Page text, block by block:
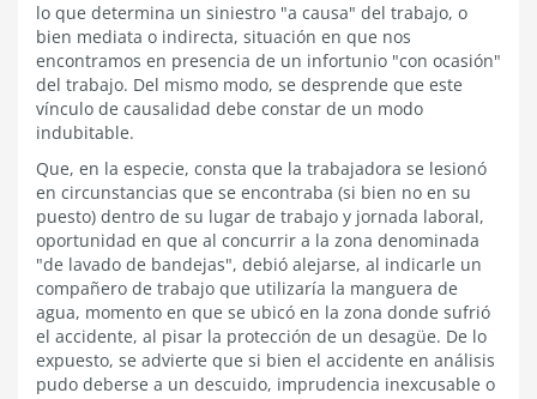
lo que determina un siniestro "a causa" del trabajo, o
bien mediata o indirecta, situación en que nos
encontramos en presencia de un infortunio "con ocasión"
del trabajo. Del mismo modo, se desprende que este
vínculo de causalidad debe constar de un modo
indubitable.
Que, en la especie, consta que la trabajadora se lesionó
en circunstancias que se encontraba (si bien no en su
puesto) dentro de su lugar de trabajo y jornada laboral,
oportunidad en que al concurrir a la zona denominada
"de lavado de bandejas", debió alejarse, al indicarle un
compañero de trabajo que utilizaría la manguera de
agua, momento en que se ubicó en la zona donde sufrió
el accidente, al pisar la protección de un desagüe. De lo
expuesto, se advierte que si bien el accidente en análisis
pudo deberse a un descuido, imprudencia inexcusable o